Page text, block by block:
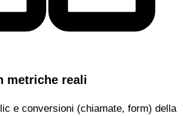
metriche reali
e conversioni (chiamate, form) della